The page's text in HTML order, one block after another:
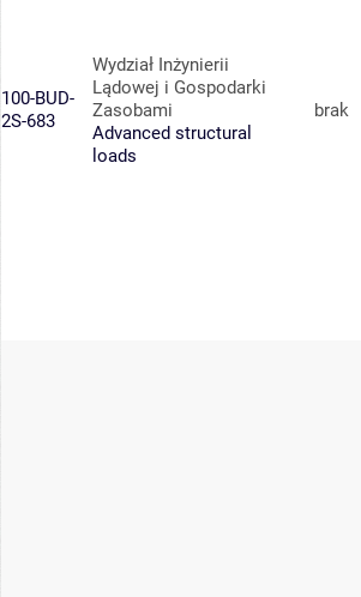
100-BUD-
2S-683
Wydział Inżynierii
Lądowej i Gospodarki
Zasobami
Advanced structural
loads
brak